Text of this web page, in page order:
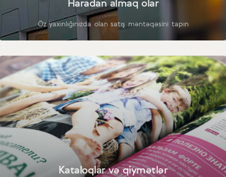
Haradan almaq olar
Öz yaxınlığınızda olan satış məntəqəsini tapın
Kataloqlar və qiymətlər